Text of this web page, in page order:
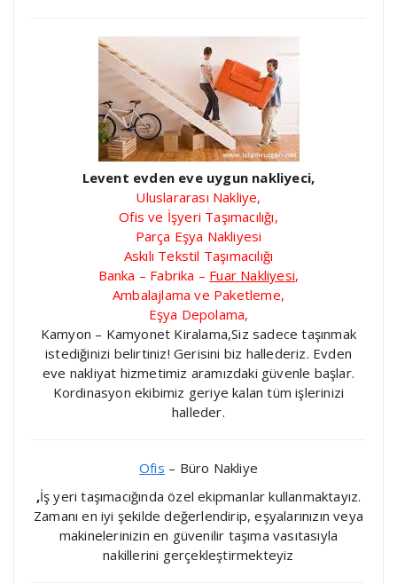
Levent evden eve uygun nakliyeci,
Uluslararası Nakliye,
Ofis ve İşyeri Taşımacılığı,
Parça Eşya Nakliyesi
Askılı Tekstil Taşımacılığı
Banka – Fabrika – Fuar Nakliyesi,
Ambalajlama ve Paketleme,
Eşya Depolama,
Kamyon – Kamyonet Kiralama,Siz sadece taşınmak
istediğinizi belirtiniz! Gerisini biz hallederiz. Evden
eve nakliyat hizmetimiz aramızdaki güvenle başlar.
Kordinasyon ekibimiz geriye kalan tüm işlerinizi
halleder.
Ofis – Büro Nakliye
,İş yeri taşımacığında özel ekipmanlar kullanmaktayız.
Zamanı en iyi şekilde değerlendirip, eşyalarınızın veya
makinelerinizin en güvenilir taşıma vasıtasıyla
nakillerini gerçekleştirmekteyiz